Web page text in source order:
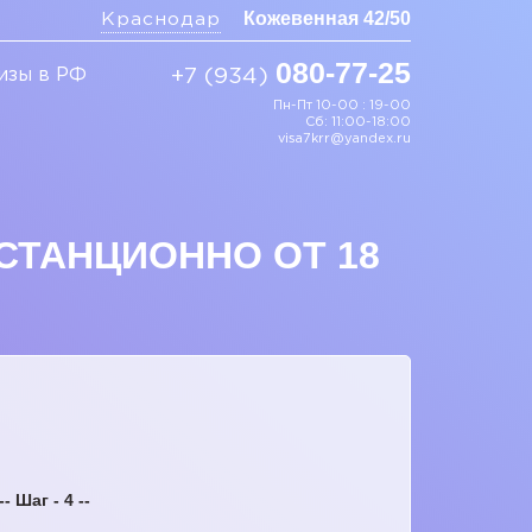
Краснодар Кожевенная 42/50
в РФ +7 (934) 080-77-25
Пн-Пт 10-00 : 19-00
Сб: 11:00-18:00
visa7krr@yandex.ru
ОТ 18
Шаг - 4 --